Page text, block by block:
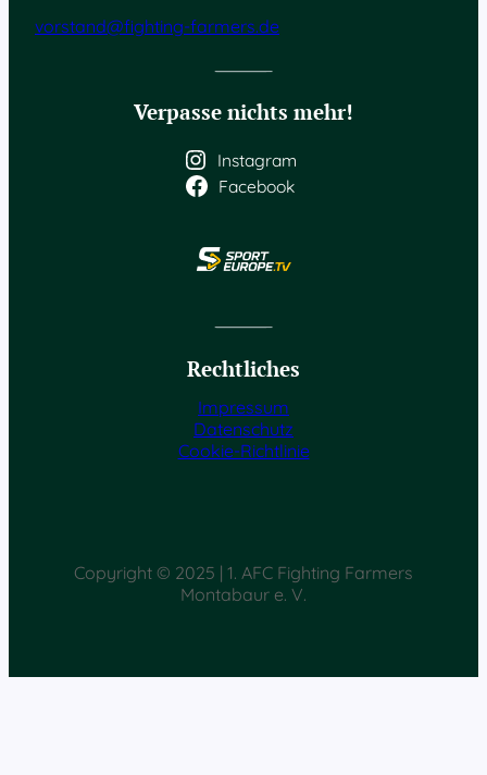
vorstand@fighting-farmers.de
Verpasse nichts mehr!
Instagram
Facebook
Rechtliches
Impressum
Datenschutz
Cookie-Richtlinie
Copyright © 2025 | 1. AFC Fighting Farmers
Montabaur e. V.